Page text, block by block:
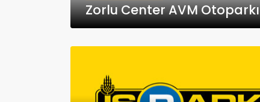
Zorlu Center AVM Otoparkı